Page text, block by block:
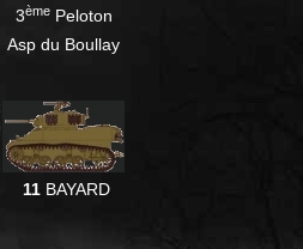
3èmePeloton
Asp du Boullay
11BAYARD